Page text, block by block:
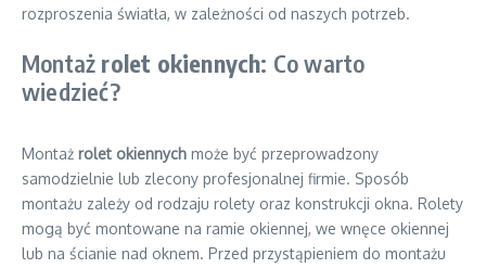
rozproszenia światła, w zależności od naszych potrzeb.
Montaż rolet okiennych: Co warto
wiedzieć?
Montaż rolet okiennych może być przeprowadzony
samodzielnie lub zlecony profesjonalnej firmie. Sposób
montażu zależy od rodzaju rolety oraz konstrukcji okna. Rolety
mogą być montowane na ramie okiennej, we wnęce okiennej
lub na ścianie nad oknem. Przed przystąpieniem do montażu